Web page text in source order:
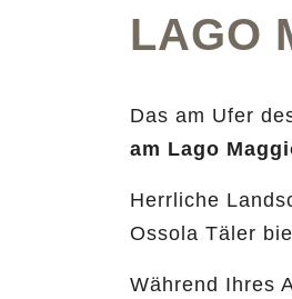
LAGO
Das am Ufer
am Lago
Herrliche
Ossola Täler
Während Ihres